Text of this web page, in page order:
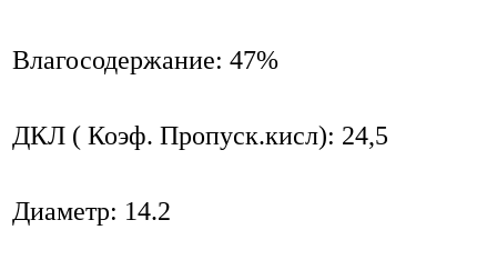
Влагосодержание: 47%
ДКЛ ( Коэф. Пропуск.кисл): 24,5
Диаметр: 14.2